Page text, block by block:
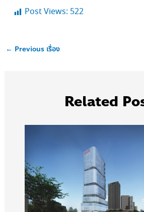
Post Views: 522
← Previous เรื่อง
Related